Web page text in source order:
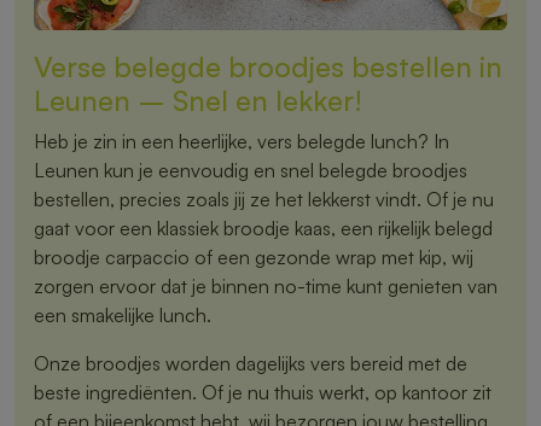
Verse belegde broodjes bestellen in
Leunen – Snel en lekker!
Heb je zin in een heerlijke, vers belegde lunch? In
Leunen kun je eenvoudig en snel belegde broodjes
bestellen, precies zoals jij ze het lekkerst vindt. Of je nu
gaat voor een klassiek broodje kaas, een rijkelijk belegd
broodje carpaccio of een gezonde wrap met kip, wij
zorgen ervoor dat je binnen no-time kunt genieten van
een smakelijke lunch.
Onze broodjes worden dagelijks vers bereid met de
beste ingrediënten. Of je nu thuis werkt, op kantoor zit
of een bijeenkomst hebt, wij bezorgen jouw bestelling